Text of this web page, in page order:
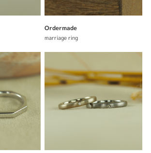
Ordermade
marriage ring